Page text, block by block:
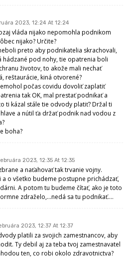
2023, 12:24 At 12:24
vláda nijako nepomohla podnikom
nijako? Určite?
preto aby podnikatelia skrachovali,
hádzané pod nohy, tie opatrenia boli
životov, to akože mali nechať
reštaurácie, kiná otvorené?
počas covidu dovoliť zaplatiť
tak OK, mal prestať podnikať a
ti kázal stále tie odvody platiť? Držal ti
a nútil ťa držať podnik nad vodou z
boha?
2023, 12:35 At 12:35
a naťahovať tak trvanie vojny.
a o všetko budeme postupne prichádzať,
A potom tu budeme čítať, ako je toto
zdraželo,…nedá sa tu podnikať….
2023, 12:37 At 12:37
platili za svojich zamestnancov, aby
Ty debil aj za teba tvoj zamestnavatel
ten, co robi okolo zdravotnictva?